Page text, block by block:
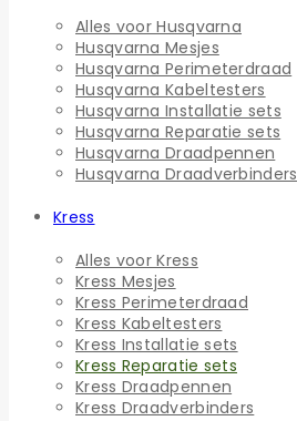
Alles voor Husqvarna
Husqvarna Mesjes
Husqvarna Perimeterdraad
Husqvarna Kabeltesters
Husqvarna Installatie sets
Husqvarna Reparatie sets
Husqvarna Draadpennen
Husqvarna Draadverbinders
Kress
Alles voor Kress
Kress Mesjes
Kress Perimeterdraad
Kress Kabeltesters
Kress Installatie sets
Kress Reparatie sets
Kress Draadpennen
Kress Draadverbinders